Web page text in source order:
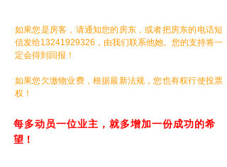
如果您是房客，请通知您的房东，或者把房东的电话短
信发给13241929326，由我们联系他她。您的支持将一
定会得到回报！
如果您欠缴物业费，根据最新法规，您也有权行使投票
权！
每多动员一位业主，就多增加一份成功的希
望！